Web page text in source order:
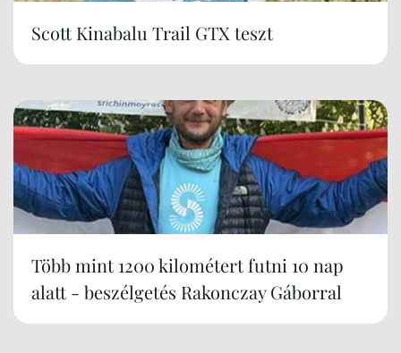
Scott Kinabalu Trail GTX teszt
Több mint 1200 kilométert futni 10 nap
alatt - beszélgetés Rakonczay Gáborral